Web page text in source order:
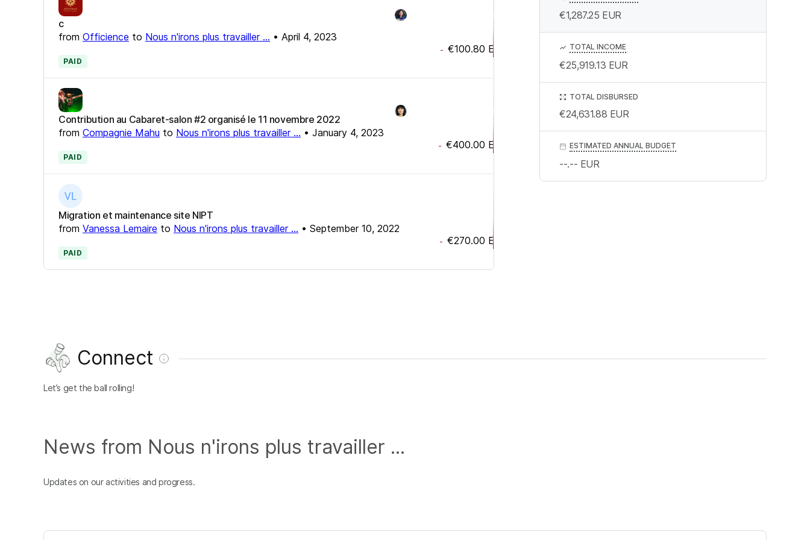
c
from Officience to Nous n'irons plus travailler ... • April 4, 2023
- €100.80 EUR
PAID
Contribution au Cabaret-salon #2 organisé le 11 novembre 2022
from Compagnie Mahu to Nous n'irons plus travailler ... • January 4, 2023
- €400.00 EUR
PAID
Migration et maintenance site NIPT
from Vanessa Lemaire to Nous n'irons plus travailler ... • September 10, 2022
- €270.00 EUR
PAID
€1,287.25 EUR
TOTAL INCOME
€25,919.13 EUR
TOTAL DISBURSED
€24,631.88 EUR
ESTIMATED ANNUAL BUDGET
--.-- EUR
Connect
Let’s get the ball rolling!
News from Nous n'irons plus travailler ...
Updates on our activities and progress.